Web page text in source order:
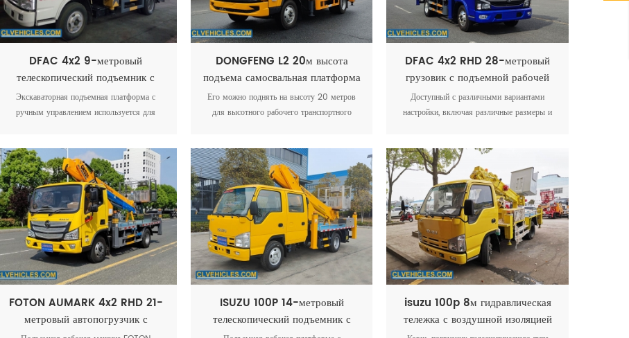
DFAC 4x2 9-метровый
телескопический подъемник с
ручным управлением для обрезки
деревьев.
Экскаваторная подъемная платформа с
ручным управлением используется для
правило, на высоте.
DONGFENG L2 20м высота
подъема самосвальная платформа
автовышка грузовик
Его можно поднять на высоту 20 метров
для высотного рабочего транспортного
Кроме того, транспортное средство имеет
саморазгружающуюся плоскую платформу,
которую можно использовать для перевозки
грузов.
DFAC 4x2 RHD 28-метровый
грузовик с подъемной рабочей
платформой
Доступный с различными вариантами
настройки, включая различные размеры и
адаптирован в соответствии с конкретными
эксплуатационными требованиями.
FOTON AUMARK 4x2 RHD 21-
метровый автопогрузчик с
ISUZU 100P 14-метровый
телескопический подъемник с
isuzu 100p 8м гидравлическая
тележка с воздушной изоляцией